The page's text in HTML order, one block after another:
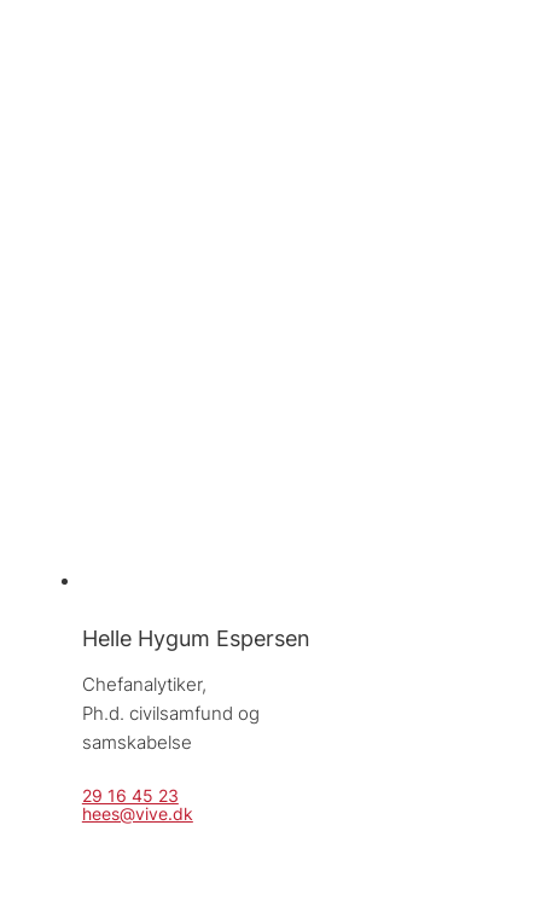
Helle Hygum Espersen
Chefanalytiker,
Ph.d. civilsamfund og
samskabelse
29 16 45 23
hees@vive.dk